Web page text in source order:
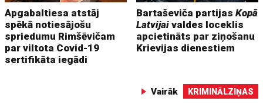
Apgabaltiesa atstāj
spēkā notiesājošu
spriedumu Rimšēvičam
par viltota Covid-19
sertifikāta iegādi
Bartaševiča partijasKopā
Latvijai valdes loceklis
apcietināts par ziņošanu
Krievijas dienestiem
Vairāk KRIMINĀLZIŅAS